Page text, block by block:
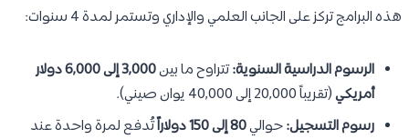
هذه البرامج تركز على الجانب العلمي والإداري وتستمر لمدة 4 سنوات:
الرسوم الدراسية السنوية:تتراوح ما بين
3,000 إلى 6,000 دولار
أمريكي(تقريباً 20,000 إلى 40,000 يوان صيني).
رسوم التسجيل:حوالي80 إلى 150 دولاراً
تُدفع لمرة واحدة عند